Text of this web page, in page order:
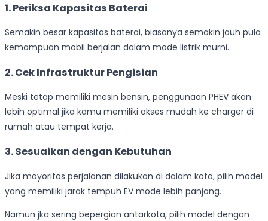
1. Periksa Kapasitas Baterai
Semakin besar kapasitas baterai, biasanya semakin jauh pula
kemampuan mobil berjalan dalam mode listrik murni.
2. Cek Infrastruktur Pengisian
Meski tetap memiliki mesin bensin, penggunaan PHEV akan
lebih optimal jika kamu memiliki akses mudah ke charger di
rumah atau tempat kerja.
3. Sesuaikan dengan Kebutuhan
Jika mayoritas perjalanan dilakukan di dalam kota, pilih model
yang memiliki jarak tempuh EV mode lebih panjang.
Namun jka sering bepergian antarkota, pilih model dengan